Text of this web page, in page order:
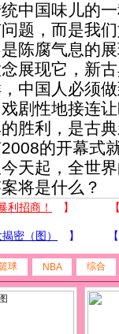
中国味儿的
题，而是我
陈腐气息的
展现它，新
中国人必须
性地接连让
胜利，是古
的开幕式
天起，全世
将是什么？
球 NBA 综合